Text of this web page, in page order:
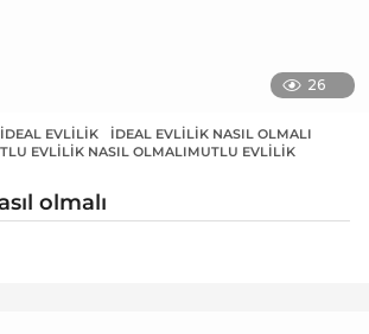
26
,IDEAL EVLILIK ,İDEAL EVLILIK NASIL OLMALI
EVLILIK NASIL OLMALIMUTLU EVLILIK
olmalı